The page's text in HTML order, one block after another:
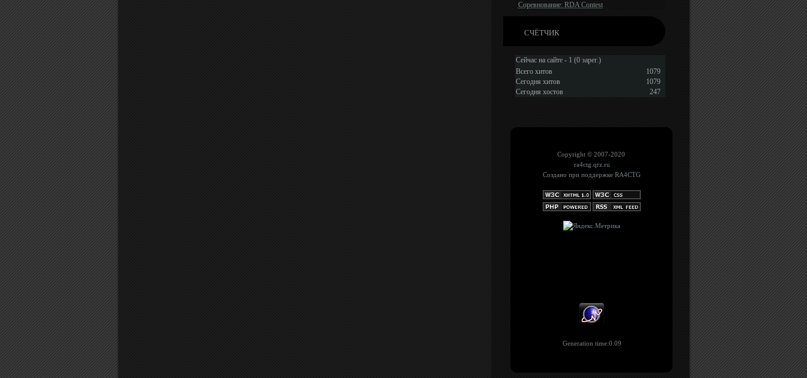
Соревнование: RDA Contest
СЧЁТЧИК
Сейчас на сайте - 1 (0 зарег.)
Всего хитов
1079
Сегодня хитов
1079
Сегодня хостов
247
Copyright © 2007-2020
ra4ctg.qrz.ru
Создано при поддержке RA4CTG
Generation time:0.09